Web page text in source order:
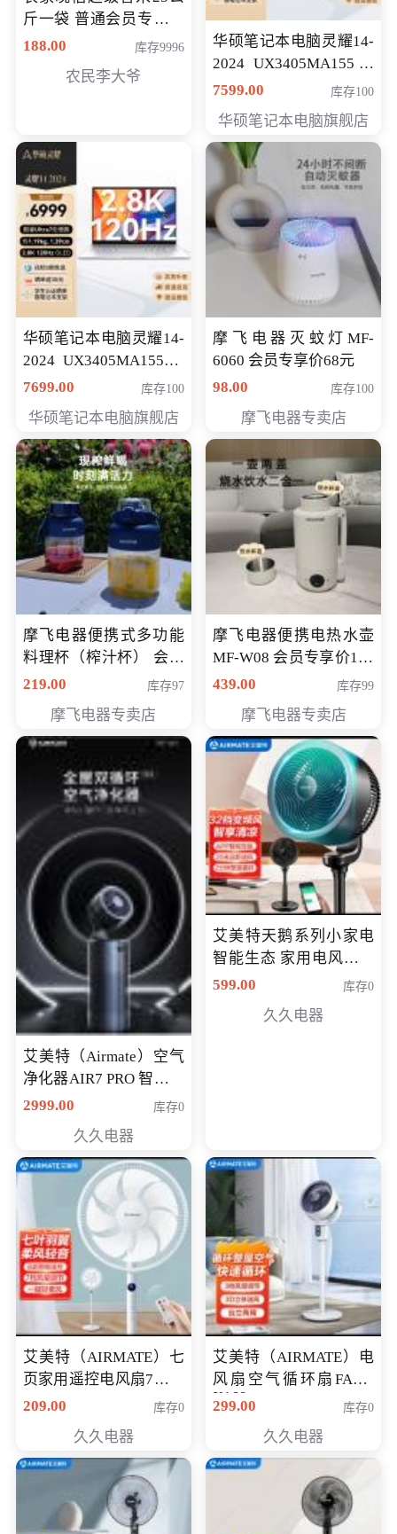
斤一袋 普通会员专享价
格178元
188.00 库存9996
农民李大爷
华硕笔记本电脑灵耀14-
2024 UX3405MA155冰
川银 oled 智慧轻薄本 会
7599.00 库存100
华硕笔记本电脑旗舰店
华硕笔记本电脑灵耀14-
2024 UX3405MA155夜
空蓝 oled 智慧轻薄本 会
7699.00 库存100
华硕笔记本电脑旗舰店
摩飞电器灭蚊灯MF-
6060 会员专享价68元
98.00
库存100
摩飞电器专卖店
摩飞电器便携式多功能
料理杯（榨汁杯） 会员
专享价118元
219.00 库存97
摩飞电器专卖店
摩飞电器便携电热水壶
MF-W08 会员专享价198
元
439.00 库存99
摩飞电器专卖店
艾美特（Airmate）空气
净化器AIR7 PRO 智能全
屋空气循环负离子旗舰
2999.00 库存0
久久电器
艾美特天鹅系列小家电
智能生态 家用电风扇直
流变频节能轻音空气循
鹅，白天鹅智能)
599.00 库存0
久久电器
艾美特（AIRMATE）七
页家用遥控电风扇7档风
量空气循环摇头立式落
定时落地式风扇CS35-
R20
209.00 库存0
久久电器
艾美特（AIRMATE）电
风扇空气循环扇FA18-
X168
299.00 库存0
久久电器